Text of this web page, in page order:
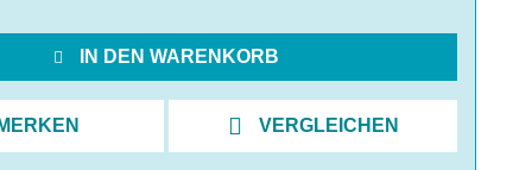
IN DEN WARENKORB
VERGLEICHEN